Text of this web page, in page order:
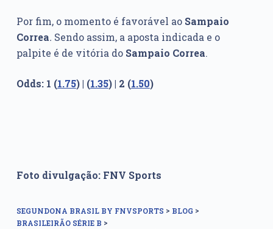
Por fim, o momento é favorável ao Sampaio
Correa. Sendo assim, a aposta indicada e o
palpite é de vitória do Sampaio Correa.
Odds: 1 (1.75) | (1.35) | 2 (1.50)
Foto divulgação: FNV Sports
SEGUNDONA BRASIL BY FNVSPORTS > BLOG >
BRASILEIRÃO SÉRIE B >